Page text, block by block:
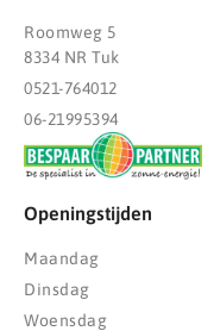
Roomweg 5
8334 NR Tuk
0521-764012
06-21995394
Openingstijden
Maandag
Dinsdag
Woensdag